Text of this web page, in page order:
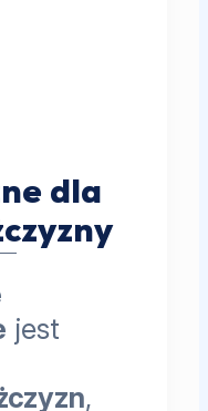
dla
jest
,